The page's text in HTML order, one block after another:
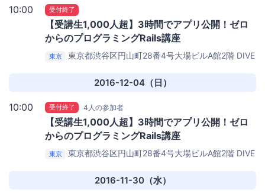
10:00 受付終了
【受講生1,000人超】3時間でアプリ公開！ゼロ
からのプログラミングRails講座
東京 東京都渋谷区円山町28番4号大場ビルA館2階 DIVE
2016-12-04（日）
10:00 受付終了 4人の参加者
【受講生1,000人超】3時間でアプリ公開！ゼロ
からのプログラミングRails講座
東京 東京都渋谷区円山町28番4号大場ビルA館2階 DIVE
2016-11-30（水）